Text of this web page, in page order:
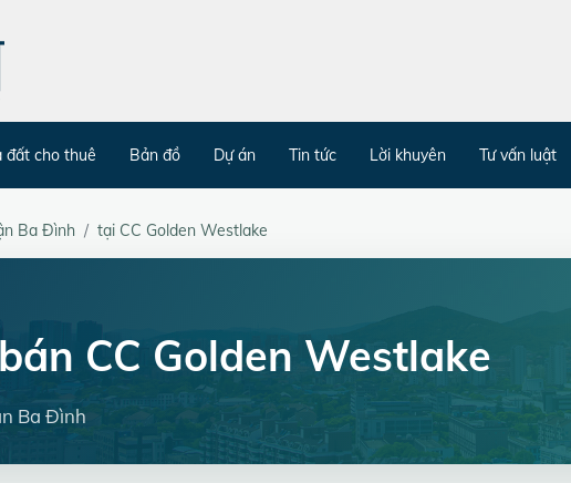
đất cho thuê Bản đồ Dự án Tin tức Lời khuyên Tư vấn luật
Ba Đình tại CC Golden Westlake
CC Golden Westlake
Ba Đình